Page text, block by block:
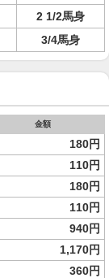
2 1/2馬身
3/4馬身
金額
180円
110円
180円
110円
940円
1,170円
360円